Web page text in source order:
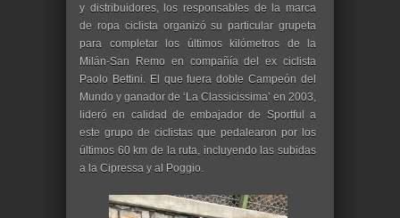
y distribuidores, los responsables de la marca
de ropa ciclista organizó su particular grupeta
para completar los últimos kilómetros de la
Milán-San Remo en compañía del ex ciclista
Paolo Bettini. El que fuera doble Campeón del
Mundo y ganador de ʻLa Classicissimaʼ en 2003,
lideró en calidad de embajador de Sportful a
este grupo de ciclistas que pedalearon por los
últimos 60 km de la ruta, incluyendo las subidas
a la Cipressa y al Poggio.